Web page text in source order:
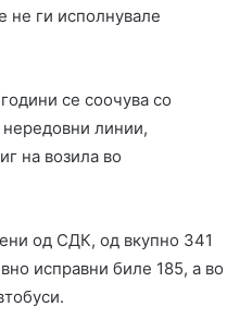
не ги исполнувале
се соочува со
линии,
на возила во
од СДК, од вкупно 341
исправни биле 185, а во